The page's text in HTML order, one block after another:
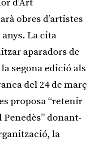
d’Art
obres d’artistes
La cita
aparadors de
segona edició als
del 24 de març
proposa “retenir
donant-
la